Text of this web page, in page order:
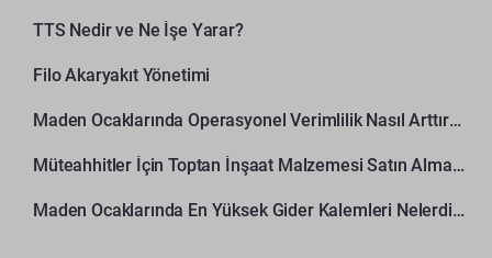
TTS Nedir ve Ne İşe Yarar?
Filo Akaryakıt Yönetimi
Maden Ocaklarında Operasyonel Verimlilik Nasıl Arttırılır?
Müteahhitler İçin Toptan İnşaat Malzemesi Satın Alma Rehberi
Maden Ocaklarında En Yüksek Gider Kalemleri Nelerdir?